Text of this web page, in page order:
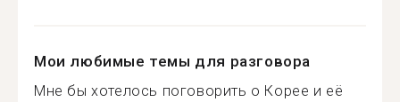
Мои любимые темы для разговора
Мне бы хотелось поговорить о Корее и её